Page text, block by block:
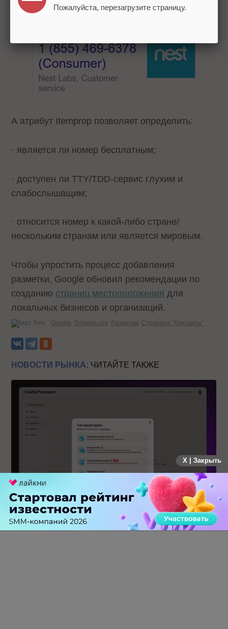
«Оплата счетов» (Bill payment).
А атрибут Itemprop позволяет определить:
· является ли номер бесплатным;
· доступен ли TTY/TDD-сервис глухим и
слабослышащим;
· относится номер к какой-либо стране/
нескольким странам или является мировым.
Чтобы упростить процесс добавления
разметки, Google обновил рекомендации по
созданию страниц местоположения для
локальных бизнесов и организаций.
Теги: Google Schema.org Разметка Страница "Контакты"
НОВОСТИ РЫНКА: ЧИТАЙТЕ ТАКЖЕ
Авито Реклама запустила таргетинг по ключевым словам
X | Закрыть
Пожалуйста, перезагрузите страницу.